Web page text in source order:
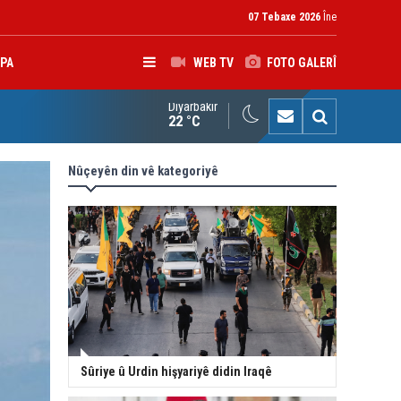
07 Tebaxe 2026 Îne
WEB TV FOTO GALERÎ
Gotinên Parêzgarê Kerkûkê yên li ser Madeya 140î hewldana
Diyarbakır
22 °C
Nûçeyên din vê kategoriyê
Sûriye û Urdin hişyariyê didin Iraqê